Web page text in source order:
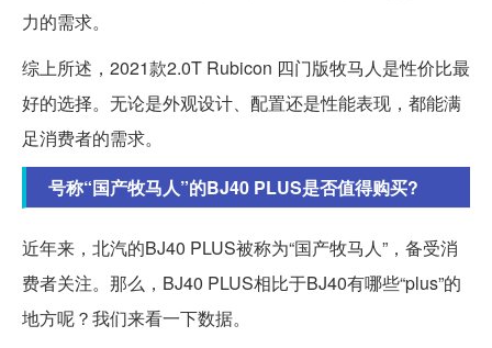
力的需求。
综上所述，2021款2.0T Rubicon 四门版牧马人是性价比最
好的选择。无论是外观设计、配置还是性能表现，都能满
足消费者的需求。
号称“国产牧马人”的BJ40 PLUS是否值得购买?
近年来，北汽的BJ40 PLUS被称为“国产牧马人”，备受消
费者关注。那么，BJ40 PLUS相比于BJ40有哪些“plus”的
地方呢？我们来看一下数据。